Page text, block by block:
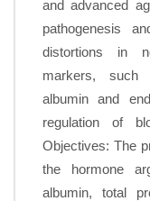
and advanced
pathogenesis
distortions in
markers, such
albumin and
regulation of
Objectives: The
the hormone
albumin, total